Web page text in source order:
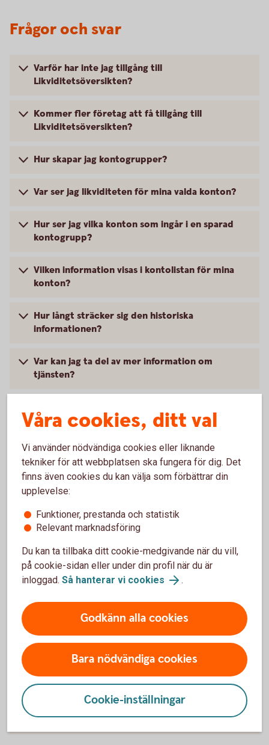
Frågor och svar
Varför har inte jag tillgång till
Likviditetsöversikten?
Kommer fler företag att få tillgång till
Likviditetsöversikten?
Hur skapar jag kontogrupper?
Var ser jag likviditeten för mina valda konton?
Hur ser jag vilka konton som ingår i en sparad
kontogrupp?
Vilken information visas i kontolistan för mina
konton?
Hur långt sträcker sig den historiska
informationen?
Var kan jag ta del av mer information om
tjänsten?
Likviditetsöversikten?
För dig med valutakoncernkonto
Hur ser jag och sorterar min valutakoncern?
Hur ser jag likviditeten för alla mina konton och
min valutakoncern?
För att se detta innehåll behöver du först
och statistik.
Våra cookies, ditt val
Vi använder nödvändiga cookies eller liknande
tekniker för att webbplatsen ska fungera för dig. Det
finns även cookies du kan välja som förbättrar din
upplevelse:
Funktioner, prestanda och statistik
Relevant marknadsföring
Du kan ta tillbaka ditt cookie-medgivande när du vill,
på cookie-sidan eller under din profil när du är
inloggad. Så hanterar vi cookies .
Godkänn alla cookies
Bara nödvändiga cookies
Cookie-inställningar